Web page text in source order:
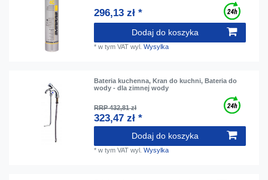
296,13 zł *
Dodaj do koszyka
*w tym VAT wyl.Wysylka
Bateria kuchenna, Kran do kuchni, Bateria do
wody - dla zimnej wody
RRP 432,81 zł
323,47 zł *
Dodaj do koszyka
*w tym VAT wyl.Wysylka